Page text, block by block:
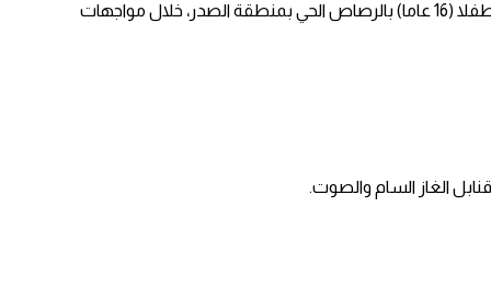
وقالت جمعية الهلال الأحمر الفلسطيني، إن طواقم الإسعاف نقلت شابا (20 عاما) إلى المستشفى عقب إصابته برصاص الاحتلال في الظهر، وطفلا (16 عاما) بالرصاص الحي بمنطقة الصدر، خلال مواجهات
الغاز السام والصوت.